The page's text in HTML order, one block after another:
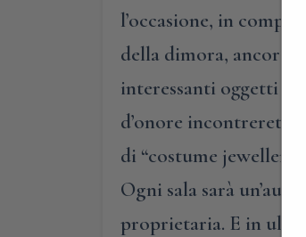
l’occasione, in
della dimora, ancor
interessanti oggetti di
d’onore incontrerete
di “costume
Ogni sala sarà
proprietaria. E in